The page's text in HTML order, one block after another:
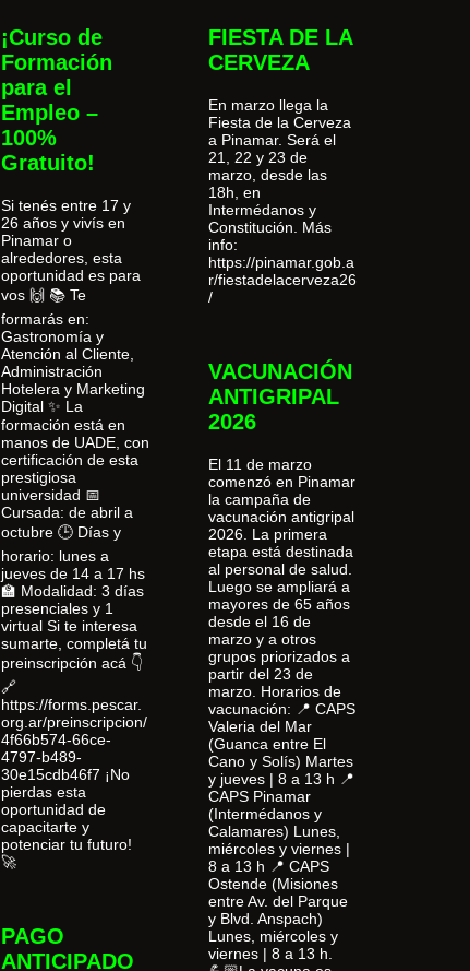
¡Curso de
Formación
para el
Empleo –
100%
Gratuito!
Si tenés entre 17 y
26 años y vivís en
Pinamar o
alrededores, esta
oportunidad es para
vos 🙌 📚 Te
formarás en:
Gastronomía y
Atención al Cliente,
Administración
Hotelera y Marketing
Digital ✨ La
formación está en
manos de UADE, con
certificación de esta
prestigiosa
universidad 📅
Cursada: de abril a
octubre 🕒 Días y
horario: lunes a
jueves de 14 a 17 hs
🏫 Modalidad: 3 días
presenciales y 1
virtual Si te interesa
sumarte, completá tu
preinscripción acá 👇
🔗
https://forms.pescar.
org.ar/preinscripcion/
4f66b574-66ce-
4797-b489-
30e15cdb46f7 ¡No
pierdas esta
oportunidad de
capacitarte y
potenciar tu futuro!
🚀
PAGO
ANTICIPADO
FIESTA DE LA
CERVEZA
En marzo llega la
Fiesta de la Cerveza
a Pinamar. Será el
21, 22 y 23 de
marzo, desde las
18h, en
Intermédanos y
Constitución. Más
info:
https://pinamar.gob.a
r/fiestadelacerveza26
/
VACUNACIÓN
ANTIGRIPAL
2026
El 11 de marzo
comenzó en Pinamar
la campaña de
vacunación antigripal
2026. La primera
etapa está destinada
al personal de salud.
Luego se ampliará a
mayores de 65 años
desde el 16 de
marzo y a otros
grupos priorizados a
partir del 23 de
marzo. Horarios de
vacunación: 📍 CAPS
Valeria del Mar
(Guanca entre El
Cano y Solís) Martes
y jueves | 8 a 13 h 📍
CAPS Pinamar
(Intermédanos y
Calamares) Lunes,
miércoles y viernes |
8 a 13 h 📍 CAPS
Ostende (Misiones
entre Av. del Parque
y Blvd. Anspach)
Lunes, miércoles y
viernes | 8 a 13 h.